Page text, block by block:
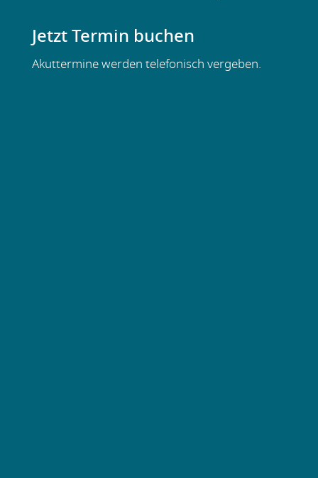
Jetzt Termin buchen
Akuttermine werden telefonisch vergeben.